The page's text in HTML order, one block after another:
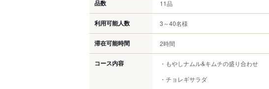
品数 11品
利用可能人数 3～40名様
滞在可能時間 2時間
コース内容
・もやしナムル&キムチの盛り合わせ
・チョレギサラダ